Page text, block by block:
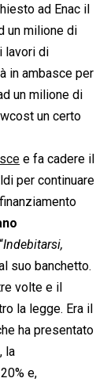
ad Enac il
un milione di
lavori di
in ambasce per
un milione di
un certo
e fa cadere il
per continuare
Indebitarsi,
suo banchetto.
volte e il
la legge. Era il
ha presentato
la
e,